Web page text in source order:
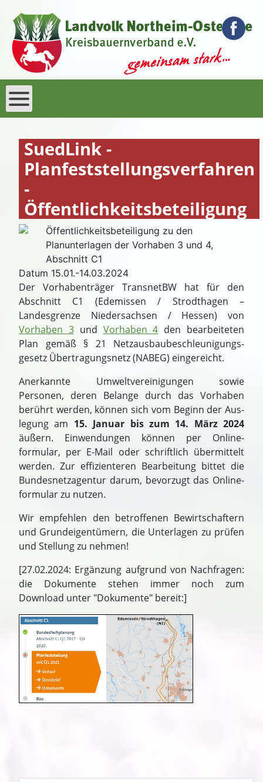
SuedLink -
Planfeststellungsverfahren
-
Öffentlichkeitsbeteiligung
Öffentlichkeitsbeteiligung zu den
Planunterlagen der Vorhaben 3 und 4,
Abschnitt C1
Datum 15.01.-14.03.2024
Der Vorhaben­träger TransnetBW hat für den
Abschnitt C1 (Edemissen / Strodthagen –
Landesgrenze Niedersachsen / Hessen) von
Vorhaben 3und Vorhaben 4 den bearbeiteten
Plan gemäß § 21 Netz­ausbau­beschleunigungs­
gesetz Übertragungs­netz (NABEG) eingereicht.
Anerkannte Umwelt­vereinigungen sowie
Personen, deren Belange durch das Vorhaben
berührt werden, können sich vom Beginn der Aus­
legung am 15. Januar bis zum 14. März 2024
äußern. Einwendungen können per Online­
formular, per E-Mail oder schriftlich über­mittelt
werden. Zur effizienteren Bearbeitung bittet die
Bundes­netz­agentur darum, bevorzugt das Online­
formular zu nutzen.
Wir empfehlen den betroffenen Bewirtschaftern
und Grundeigentümern, die Unterlagen zu prüfen
und Stellung zu nehmen!
[27.02.2024: Ergänzung aufgrund von Nachfragen:
die Dokumente stehen immer noch zum
Download unter "Dokumente" bereit:]